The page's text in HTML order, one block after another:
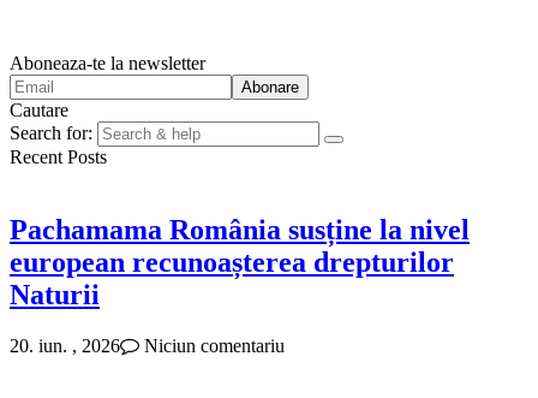
Aboneaza-te la newsletter
Cautare
Search for:
Recent Posts
Pachamama România susține la nivel
european recunoașterea drepturilor
Naturii
20. iun. , 2026 Niciun comentariu